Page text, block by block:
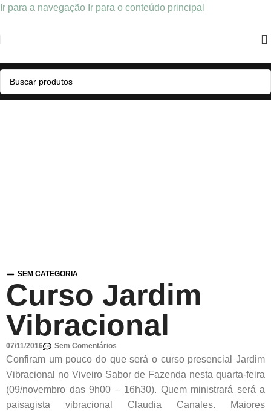
Ir para a navegação Ir para o conteúdo principal
SEM CATEGORIA
Curso Jardim
Vibracional
07/11/2016 Sem Comentários
Confiram um pouco do que será o curso presencial Jardim
Vibracional no Viveiro Sabor de Fazenda nesta quarta-feira
(09/novembro das 9h00 – 16h30). Quem ministrará será a
paisagista vibracional Claudia Canales. Maiores